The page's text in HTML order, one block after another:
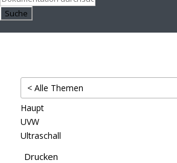
Suche
< Alle Themen
Haupt
UVW
Ultraschall
Drucken